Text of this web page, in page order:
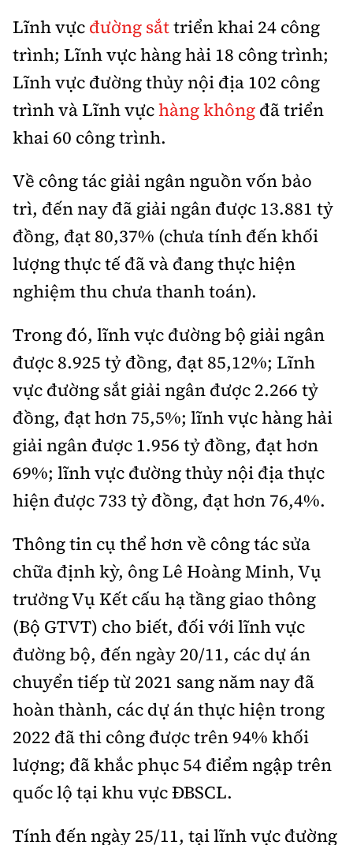
Giải trí - Thể thao
Giấy phép số: 03/GP-BVHTTDL, cấp ngày 1/4/2025.
Tòa soạn: Số 2 Nguyễn Công Hoan, phường Giảng Võ,
Hà Nội.
Tổng biên tập:Nguyễn Thị Hồng Nga
Phó Tổng biên tập:Nguyễn Sơn Tùng,
Hotline:
0901 514 799
Quảng cáo và Phát hành:
0915 057 282
Email:bandoc@baoxaydung.vn
Cấm sao chép dưới mọi hình thức nếu không có sự
chấp thuận bằng văn bản.
Thông tin tòa
Lĩnh vực đường sắttriển khai 24 công
trình; Lĩnh vực hàng hải 18 công trình;
Lĩnh vực đường thủy nội địa 102 công
trình và Lĩnh vựchàng không đã triển
khai 60 công trình.
Về công tác giải ngân nguồn vốn bảo
trì, đến nay đã giải ngân được 13.881 tỷ
đồng, đạt 80,37% (chưa tính đến khối
lượng thực tế đã và đang thực hiện
nghiệm thu chưa thanh toán).
Trong đó, lĩnh vực đường bộ giải ngân
được 8.925 tỷ đồng, đạt 85,12%; Lĩnh
vực đường sắt giải ngân được 2.266 tỷ
đồng, đạt hơn 75,5%; lĩnh vực hàng hải
giải ngân được 1.956 tỷ đồng, đạt hơn
69%; lĩnh vực đường thủy nội địa thực
hiện được 733 tỷ đồng, đạt hơn 76,4%.
Thông tin cụ thể hơn về công tác sửa
chữa định kỳ, ông Lê Hoàng Minh, Vụ
trưởng Vụ Kết cấu hạ tầng giao thông
(Bộ GTVT) cho biết, đối với lĩnh vực
đường bộ, đến ngày 20/11, các dự án
chuyển tiếp từ 2021 sang năm nay đã
hoàn thành, các dự án thực hiện trong
2022 đã thi công được trên 94% khối
lượng; đã khắc phục 54 điểm ngập trên
quốc lộ tại khu vực ĐBSCL.
Tính đến ngày 25/11, tại lĩnh vực đường